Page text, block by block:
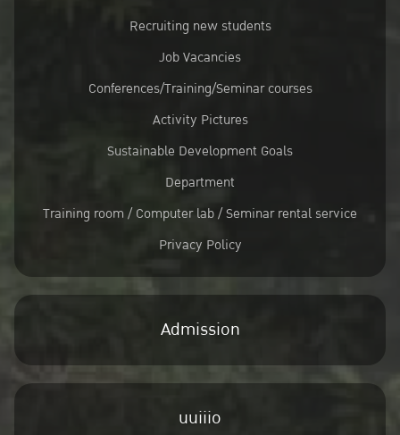
Recruiting new students
Job Vacancies
Conferences/Training/Seminar courses
Activity Pictures
Sustainable Development Goals
Department
Training room / Computer lab / Seminar rental service
Privacy Policy
Admission
uuiiio